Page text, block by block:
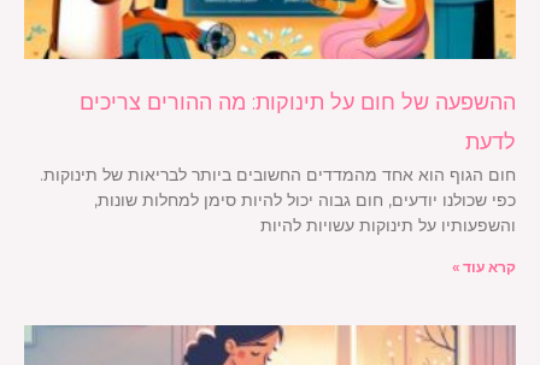
ההשפעה של חום על תינוקות: מה ההורים צריכים
לדעת
חום הגוף הוא אחד מהמדדים החשובים ביותר לבריאות של תינוקות.
כפי שכולנו יודעים, חום גבוה יכול להיות סימן למחלות שונות,
והשפעותיו על תינוקות עשויות להיות
קרא עוד »